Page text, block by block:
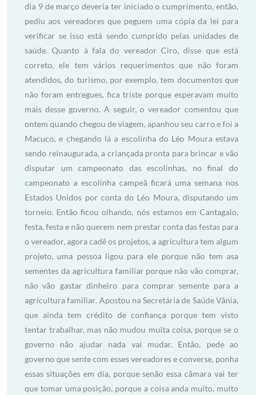
dia 9 de março deveria ter iniciado o cumprimento, então,
pediu aos vereadores que peguem uma cópia da lei para
verificar se isso está sendo cumprido pelas unidades de
saúde. Quanto à fala do vereador Ciro, disse que está
correto, ele tem vários requerimentos que não foram
atendidos, do turismo, por exemplo, tem documentos que
não foram entregues, fica triste porque esperavam muito
mais desse governo. A seguir, o vereador comentou que
ontem quando chegou de viagem, apanhou seu carro e foi a
Macuco, e chegando lá a escolinha do Léo Moura estava
sendo reinaugurada, a criançada pronta para brincar e vão
disputar um campeonato das escolinhas, no final do
campeonato a escolinha campeã ficará uma semana nos
Estados Unidos por conta do Léo Moura, disputando um
torneio. Então ficou olhando, nós estamos em Cantagalo,
festa, festa e não querem nem prestar conta das festas para
o vereador, agora cadê os projetos, a agricultura tem algum
projeto, uma pessoa ligou para ele porque não tem asa
sementes da agricultura familiar porque não vão comprar,
não vão gastar dinheiro para comprar semente para a
agricultura familiar. Apostou na Secretária de Saúde Vânia,
que ainda tem crédito de confiança porque tem visto
tentar trabalhar, mas não mudou muita coisa, porque se o
governo não ajudar nada vai mudar. Então, pede ao
governo que sente com esses vereadores e converse, ponha
essas situações em dia, porque senão essa câmara vai ter
que tomar uma posição, porque a coisa anda muito, muito